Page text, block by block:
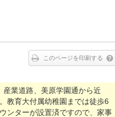
このページを印刷する
業道路、美原学園通から近
教育大付属幼稚園までは徒歩6
ンターが設置済ですので、家事